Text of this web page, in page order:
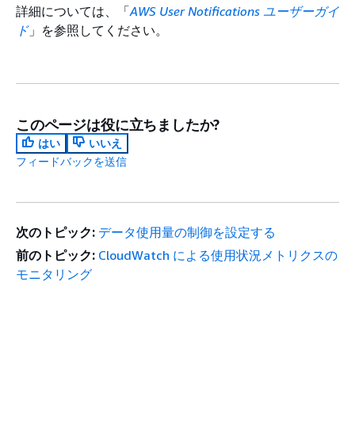
詳細については、「AWS User Notifications ユーザーガイ
ド」を参照してください。
このページは役に立ちましたか?
はい
いいえ
フィードバックを送信
次のトピック: データ使用量の制御を設定する
前のトピック: CloudWatch による使用状況メトリクスの
モニタリング